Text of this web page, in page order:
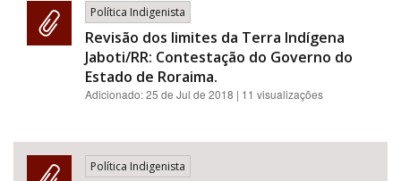
Área Protegida
BUSCAR
Política Indigenista
Revisão dos limites da Terra Indígena
Jaboti/RR: Contestação do Governo do
Estado de Roraima.
Adicionado:25 de Jul de 2018 | 11 visualizações
Política Indigenista